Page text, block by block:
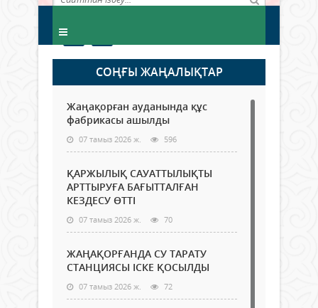
СОҢҒЫ ЖАҢАЛЫҚТАР
Жаңақорған ауданында құс
фабрикасы ашылды
07 тамыз 2026 ж. 596
ҚАРЖЫЛЫҚ САУАТТЫЛЫҚТЫ
АРТТЫРУҒА БАҒЫТТАЛҒАН
КЕЗДЕСУ ӨТТІ
07 тамыз 2026 ж. 70
ЖАҢАҚОРҒАНДА СУ ТАРАТУ
СТАНЦИЯСЫ ІСКЕ ҚОСЫЛДЫ
07 тамыз 2026 ж. 72